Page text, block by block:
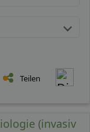
Teilen
(invasiv